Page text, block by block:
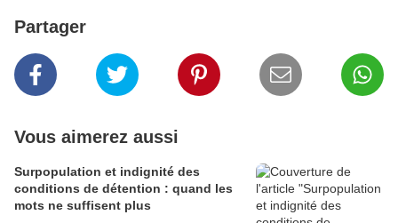
Partager
Vous aimerez aussi
Surpopulation et indignité des
conditions de détention : quand les
mots ne suffisent plus